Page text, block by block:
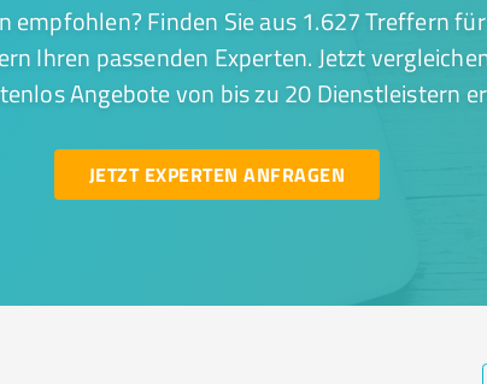
empfohlen? Finden Sie aus 1.627 Treffern
Ihren passenden Experten. Jetzt
Angebote von bis zu 20 Dienstleistern
JETZT EXPERTEN ANFRAGEN